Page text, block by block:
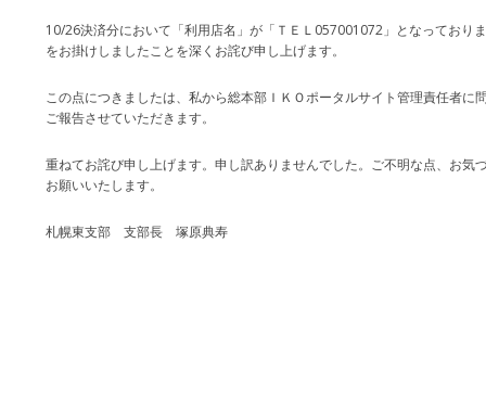
10/26決済分において「利用店名」が「ＴＥＬ057001072」となっており
をお掛けしましたことを深くお詫び申し上げます。
この点につきましたは、私から総本部ＩＫＯポータルサイト管理責任者に
ご報告させていただきます。
重ねてお詫び申し上げます。申し訳ありませんでした。ご不明な点、お気
お願いいたします。
札幌東支部 支部長 塚原典寿